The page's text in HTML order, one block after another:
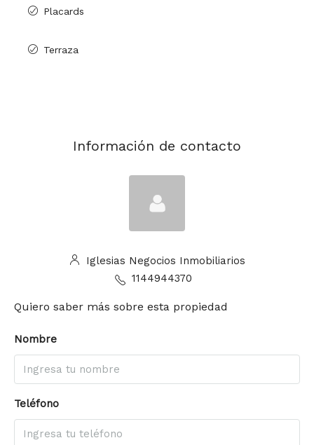
Placards
Terraza
Información de contacto
Iglesias Negocios Inmobiliarios
1144944370
Quiero saber más sobre esta propiedad
Nombre
Teléfono